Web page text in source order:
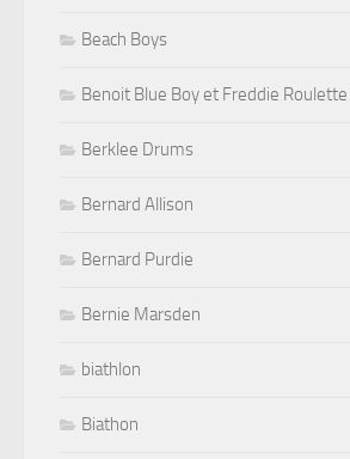
Beach Boys
Benoit Blue Boy et Freddie Roulette
Berklee Drums
Bernard Allison
Bernard Purdie
Bernie Marsden
biathlon
Biathon